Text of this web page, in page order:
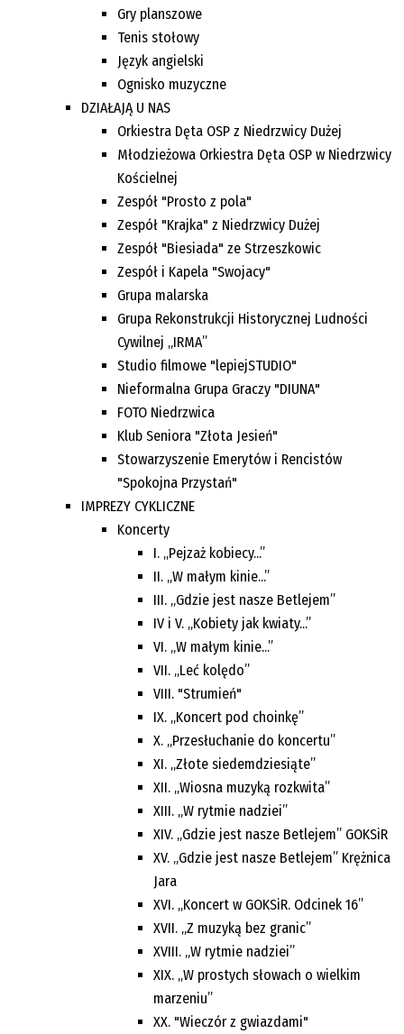
Gry planszowe
Tenis stołowy
Język angielski
Ognisko muzyczne
DZIAŁAJĄ U NAS
Orkiestra Dęta OSP z Niedrzwicy Dużej
Młodzieżowa Orkiestra Dęta OSP w Niedrzwicy
Kościelnej
Zespół "Prosto z pola"
Zespół "Krajka" z Niedrzwicy Dużej
Zespół "Biesiada" ze Strzeszkowic
Zespół i Kapela "Swojacy"
Grupa malarska
Grupa Rekonstrukcji Historycznej Ludności
Cywilnej „IRMA”
Studio filmowe "lepiejSTUDIO"
Nieformalna Grupa Graczy "DIUNA"
FOTO Niedrzwica
Klub Seniora "Złota Jesień"
Stowarzyszenie Emerytów i Rencistów
"Spokojna Przystań"
IMPREZY CYKLICZNE
Koncerty
I. „Pejzaż kobiecy...”
II. „W małym kinie...”
III. „Gdzie jest nasze Betlejem”
IV i V. „Kobiety jak kwiaty...”
VI. „W małym kinie...”
VII. „Leć kolędo”
VIII. "Strumień"
IX. „Koncert pod choinkę”
X. „Przesłuchanie do koncertu”
XI. „Złote siedemdziesiąte”
XII. „Wiosna muzyką rozkwita”
XIII. „W rytmie nadziei”
XIV. „Gdzie jest nasze Betlejem” GOKSiR
XV. „Gdzie jest nasze Betlejem” Krężnica
Jara
XVI. „Koncert w GOKSiR. Odcinek 16”
XVII. „Z muzyką bez granic”
XVIII. „W rytmie nadziei”
XIX. „W prostych słowach o wielkim
marzeniu”
XX. "Wieczór z gwiazdami"